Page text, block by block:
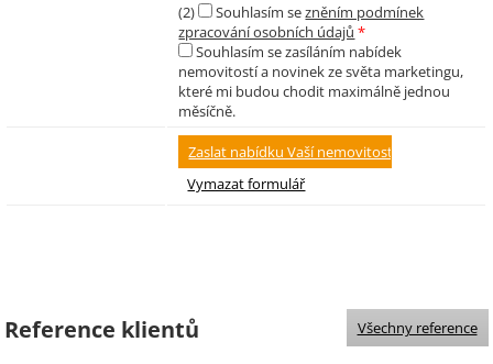
(2) Souhlasím sezněním podmínek
zpracování osobních údajů *
Souhlasím se zasíláním nabídek
nemovitostí a novinek ze světa marketingu,
které mi budou chodit maximálně jednou
měsíčně.
Reference klientů Všechny reference